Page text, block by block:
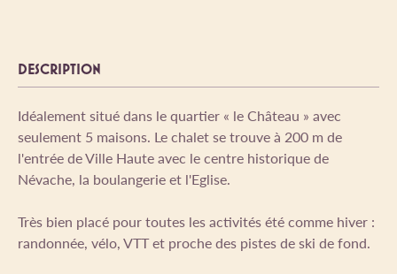
DESCRIPTION
Idéalement situé dans le quartier « le Château » avec
seulement 5 maisons. Le chalet se trouve à 200 m de
l'entrée de Ville Haute avec le centre historique de
Névache, la boulangerie et l'Eglise.
Très bien placé pour toutes les activités été comme hiver :
randonnée, vélo, VTT et proche des pistes de ski de fond.